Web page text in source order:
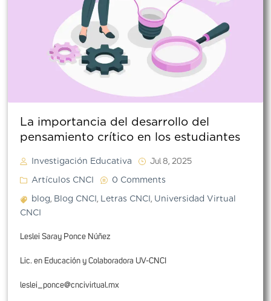
La importancia del desarrollo del
pensamiento crítico en los estudiantes
Investigación Educativa Jul 8, 2025
Artículos CNCI
0 Comments
blog, Blog CNCI, Letras CNCI, Universidad Virtual
CNCI
Leslei Saray Ponce Núñez
Lic. en Educación y Colaboradora UV-CNCI
leslei_ponce@cncivirtual.mx